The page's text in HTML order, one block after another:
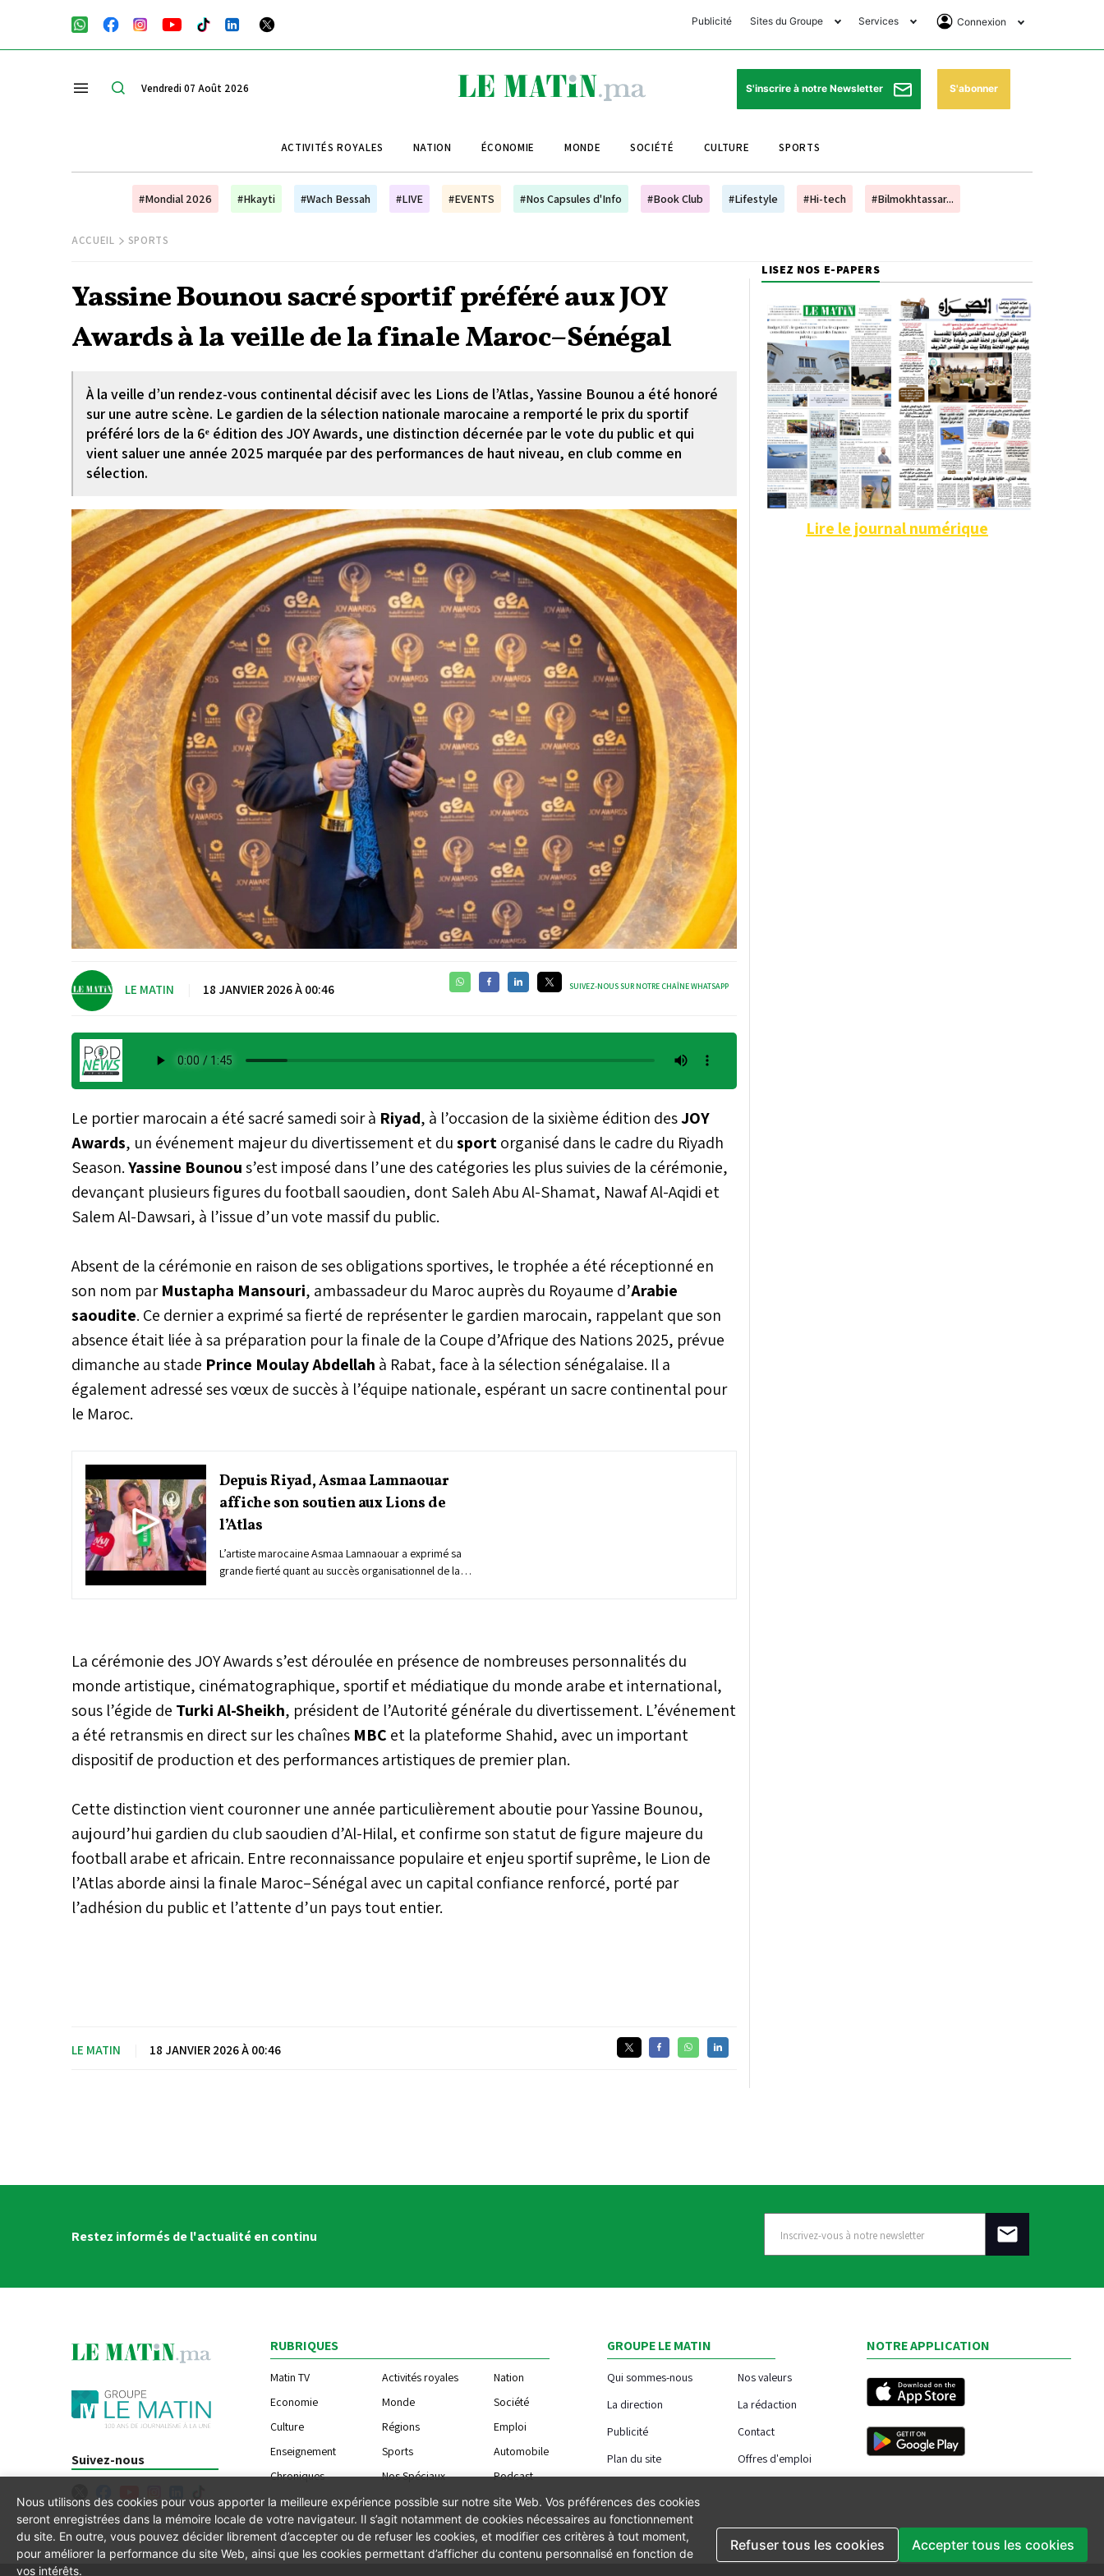
Publicité Sites du Groupe
Club Avantages
Le Matin Sports
Le Matin Store
Le Matin Annonces
Morocco Today Forum
Bookclub
Services
Horaires de prières
Pharmacies de garde
Programme TV
Cinéma
Connexion
Se Connecter
Abonnement
Vendredi 07 Août 2026 S'inscrire à notre Newsletter S'abonner
ACTIVITÉS ROYALES NATION ÉCONOMIE MONDE SOCIÉTÉ CULTURE SPORTS
#Mondial 2026 #Hkayti #Wach Bessah #LIVE #EVENTS #Nos Capsules d'Info #Book Club #Lifestyle #Hi-tech #Bilmokhtassar...
ACCUEIL SPORTS
Yassine Bounou sacré sportif préféré aux JOY
Awards à la veille de la finale Maroc–Sénégal
À la veille d’un rendez-vous continental décisif avec les Lions de l’Atlas, Yassine Bounou a été honoré
sur une autre scène. Le gardien de la sélection nationale marocaine a remporté le prix du sportif
préféré lors de la 6ᵉ édition des JOY Awards, une distinction décernée par le vote du public et qui
vient saluer une année 2025 marquée par des performances de haut niveau, en club comme en
sélection.
LE MATIN 18 JANVIER 2026 À 00:46 SUIVEZ-NOUS SUR NOTRE CHAÎNE WHATSAPP
Le portier marocain a été sacré samedi soir à Riyad, à l’occasion de la sixième édition desJOY
Awards, un événement majeur du divertissement et dusportorganisé dans le cadre du Riyadh
Season.Yassine Bounous’est imposé dans l’une des catégories les plus suivies de la cérémonie,
devançant plusieurs figures du football saoudien, dont Saleh Abu Al-Shamat, Nawaf Al-Aqidi et
Salem Al-Dawsari, à l’issue d’un vote massif du public.
Absent de la cérémonie en raison de ses obligations sportives, le trophée a été réceptionné en
son nom parMustapha Mansouri, ambassadeur du Maroc auprès du Royaume d’Arabie
saoudite. Ce dernier a exprimé sa fierté de représenter le gardien marocain, rappelant que son
absence était liée à sa préparation pour la finale de la Coupe d’Afrique des Nations 2025, prévue
dimanche au stade Prince Moulay Abdellah à Rabat, face à la sélection sénégalaise. Il a
également adressé ses vœux de succès à l’équipe nationale, espérant un sacre continental pour
le Maroc.
Depuis Riyad, Asmaa Lamnaouar
affiche son soutien aux Lions de
l’Atlas
L’artiste marocaine Asmaa Lamnaouar a exprimé sa
grande fierté quant au succès organisationnel de la
La cérémonie des JOY Awards s’est déroulée en présence de nombreuses personnalités du
monde artistique, cinématographique, sportif et médiatique du monde arabe et international,
sous l’égide de Turki Al-Sheikh, président de l’Autorité générale du divertissement. L’événement
a été retransmis en direct sur les chaînes MBC et la plateforme Shahid, avec un important
dispositif de production et des performances artistiques de premier plan.
Cette distinction vient couronner une année particulièrement aboutie pour Yassine Bounou,
aujourd’hui gardien du club saoudien d’Al-Hilal, et confirme son statut de figure majeure du
football arabe et africain. Entre reconnaissance populaire et enjeu sportif suprême, le Lion de
l’Atlas aborde ainsi la finale Maroc–Sénégal avec un capital confiance renforcé, porté par
l’adhésion du public et l’attente d’un pays tout entier.
LE MATIN 18 JANVIER 2026 À 00:46
LISEZ NOS E-PAPERS
Lire le journal numérique
Restez informés de l'actualité en continu
Suivez-nous
RUBRIQUES
Matin TV Activités royales
Nation
Economie
Monde
Société
Culture
Régions
Emploi
Enseignement
Sports
Automobile
Chroniques
Nos Spéciaux Podcast
GROUPE LE MATIN
Qui sommes-nous
Nos valeurs
La direction
La rédaction
Publicité
Contact
Plan du site
Offres d'emploi
NOTRE APPLICATION
Nous utilisons des cookies pour vous apporter la meilleure expérience possible sur notre site Web. Vos préférences des cookies
seront enregistrées dans la mémoire locale de votre navigateur. Il s’agit notamment de cookies nécessaires au fonctionnement
du site. En outre, vous pouvez décider librement d’accepter ou de refuser les cookies, et modifier ces critères à tout moment,
pour améliorer la performance du site Web, ainsi que les cookies permettant d’afficher du contenu personnalisé en fonction de
vos intérêts.
Refuser tous les cookies Accepter tous les cookies